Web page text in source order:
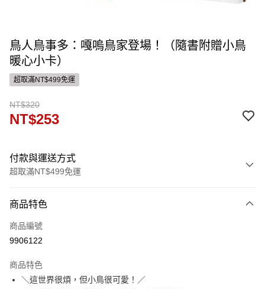
鳥人鳥事多：嘎嗚鳥家登場！（隨書附贈小鳥
暖心小卡）
超取滿NT$499免運
NT$320
NT$253
付款與運送方式
超取滿NT$499免運
信用卡一次付款
ATM付款
運送方式
付款後全家取貨
商品特色
商品編號
9906122
商品特色
＼這世界很煩，但小鳥很可愛！／